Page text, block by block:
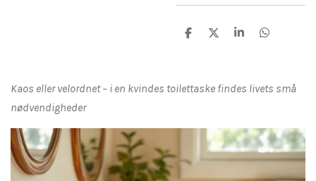
D
D
D
D
Kaos eller velordnet – i en kvindes toilettaske findes livets små
nødvendigheder